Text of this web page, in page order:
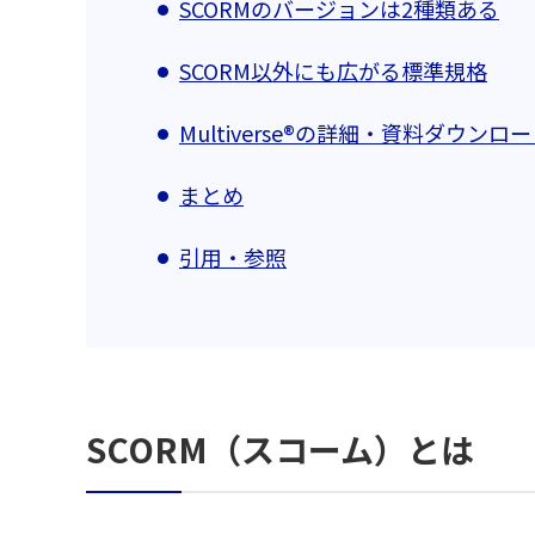
SCORMのバージョンは2種類ある
SCORM以外にも広がる標準規格
Multiverse®の詳細・資料ダウンロ
まとめ
引用・参照
SCORM（スコーム）とは